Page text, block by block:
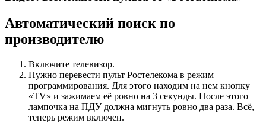
Автоматический поиск по
производителю
Включите телевизор.
Нужно перевести пульт Ростелекома в режим
программирования. Для этого находим на нем кнопку
«TV» и зажимаем её ровно на 3 секунды. После этого
лампочка на ПДУ должна мигнуть ровно два раза. Всё,
теперь режим включен.